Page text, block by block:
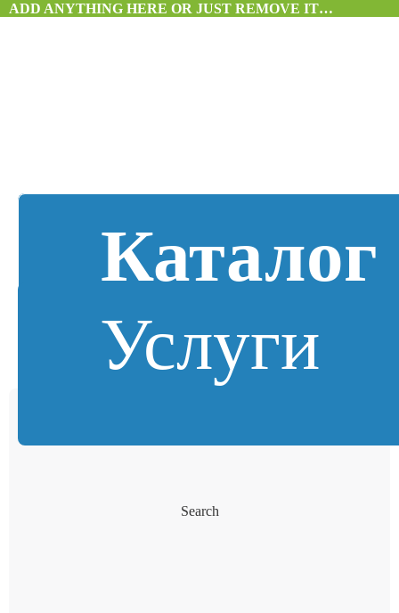
ADD ANYTHING HERE OR JUST REMOVE IT…
Каталог
Услуги
Search